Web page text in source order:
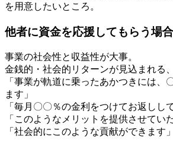
を用意したいところ。
他者に資金を応援してもらう場合
事業の社会性と収益性が大事。
金銭的・社会的リターンが見込まれる
「事業が軌道に乗ったあかつきには、
ます」
「毎月〇〇％の金利をつけてお返しし
「このようなメリットを提供させてい
「社会的にこのような貢献ができます」